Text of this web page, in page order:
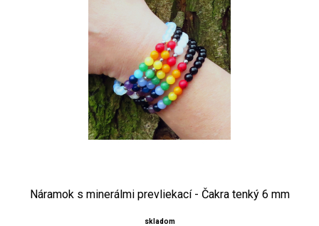
Náramok s minerálmi prevliekací - Čakra tenký 6 mm
skladom